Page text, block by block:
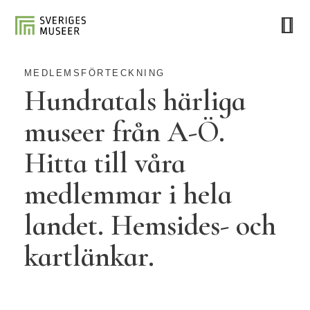
MEDLEMSFÖRTECKNING
Hundratals härliga
museer från A-Ö.
Hitta till våra
medlemmar i hela
landet. Hemsides- och
kartlänkar.